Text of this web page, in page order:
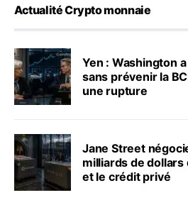
Actualité Crypto monnaie
Yen : Washington
sans prévenir la
une rupture
Jane Street
milliards de
et le crédit privé